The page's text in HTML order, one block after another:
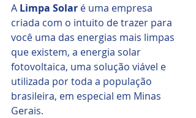
A Limpa Solar é uma empresa
criada com o intuito de trazer para
você uma das energias mais limpas
que existem, a energia solar
fotovoltaica, uma solução viável e
utilizada por toda a população
brasileira, em especial em Minas
Gerais.